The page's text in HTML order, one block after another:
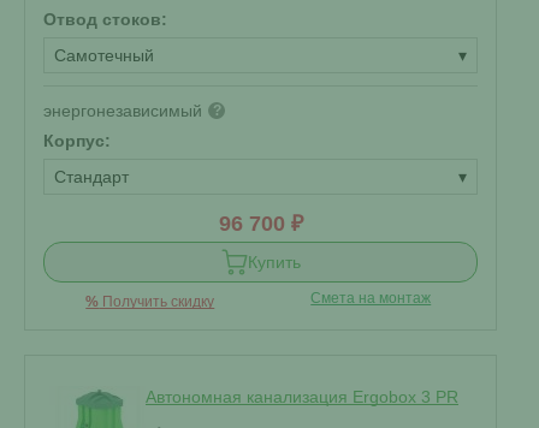
Отвод стоков:
Самотечный
▾
энергонезависимый ?
Корпус:
Стандарт
▾
96 700 ₽
Купить
% Получить скидку Смета на монтаж
Автономная канализация Ergobox 3 PR